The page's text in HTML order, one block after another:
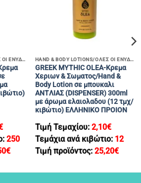
HAND & BODY LOTIONS/ΟΛΕΣ ΟΙ ΕΝΥΔΑΤΙΚΕΣ ΚΡΕΜΕΣ ΧΕΡΙΩΝ & ΣΩΜΑΤΟΣ
250
€
HAND & BODY LOTIONS/ΟΛΕΣ ΟΙ ΕΝΥΔΑΤΙΚΕΣ ΚΡΕΜΕΣ ΧΕΡΙΩΝ & ΣΩΜΑΤΟΣ
GREEK MYTHIC OLEA-Kρεμα
Χεριων & Σωματος/Hand &
Body Lotion σε μπουκαλι
ANTΛΙΑΣ (DISPENSER) 300ml
με άρωμα ελαιολαδου (12 τμχ/
κιβώτιο) EΛΛΗΝΙΚΟ ΠΡΟΙΟΝ
Τιμή Τεμαχίου: 2,10€
Τεμάχια ανά κιβώτιο: 12
Τιμή προϊόντος: 25,20€